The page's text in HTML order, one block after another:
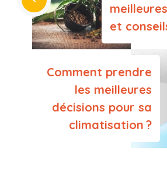
et
Comment prendre
les meilleures
décisions pour sa
climatisation ?